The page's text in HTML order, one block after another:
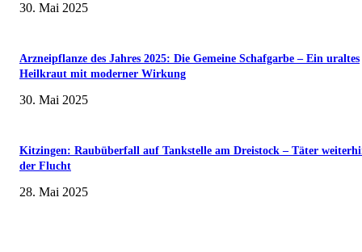
30. Mai 2025
Arzneipflanze des Jahres 2025: Die Gemeine Schafgarbe – Ein uraltes
Heilkraut mit moderner Wirkung
30. Mai 2025
Kitzingen: Raubüberfall auf Tankstelle am Dreistock – Täter
der Flucht
28. Mai 2025